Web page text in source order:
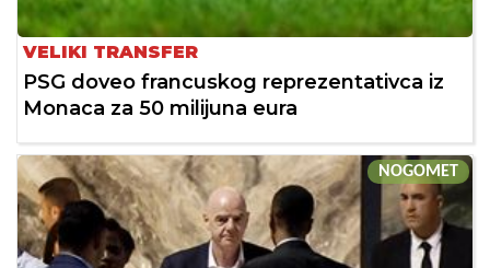
VELIKI TRANSFER
PSG doveo francuskog reprezentativca iz
Monaca za 50 milijuna eura
NOGOMET